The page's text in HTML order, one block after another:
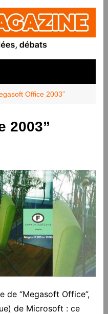
Office 2003”
2003”
de “Megasoft Office”,
de Microsoft : ce